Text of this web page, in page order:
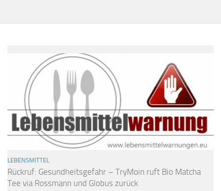
LEBENSMITTEL
Rückruf: Gesundheitsgefahr – TryMoin ruft Bio Matcha
Tee via Rossmann und Globus zurück